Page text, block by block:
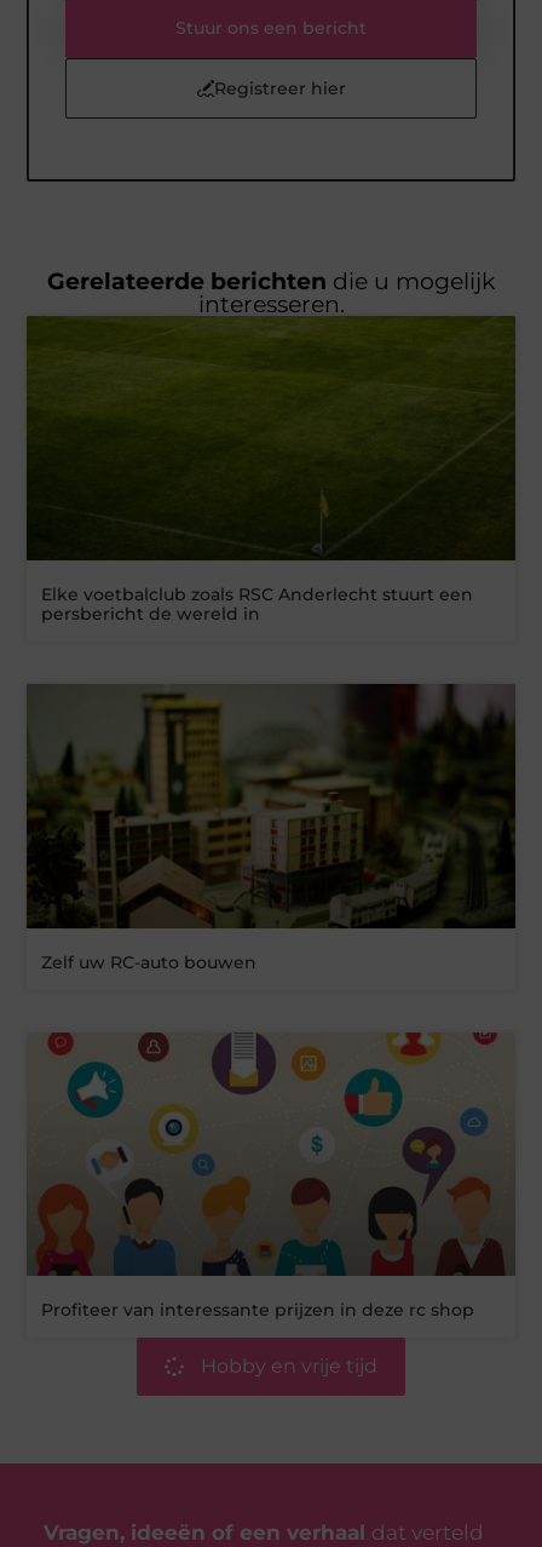
Stuur ons een bericht
Registreer hier
Gerelateerde berichten die u mogelijk
interesseren.
Elke voetbalclub zoals RSC Anderlecht stuurt een
persbericht de wereld in
Zelf uw RC-auto bouwen
Profiteer van interessante prijzen in deze rc shop
Hobby en vrije tijd
Vragen, ideeën of een verhaal dat verteld